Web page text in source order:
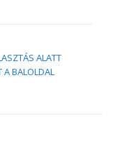
ALATT
A BALOLDAL